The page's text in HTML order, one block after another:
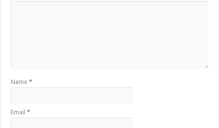
Name*
Email*